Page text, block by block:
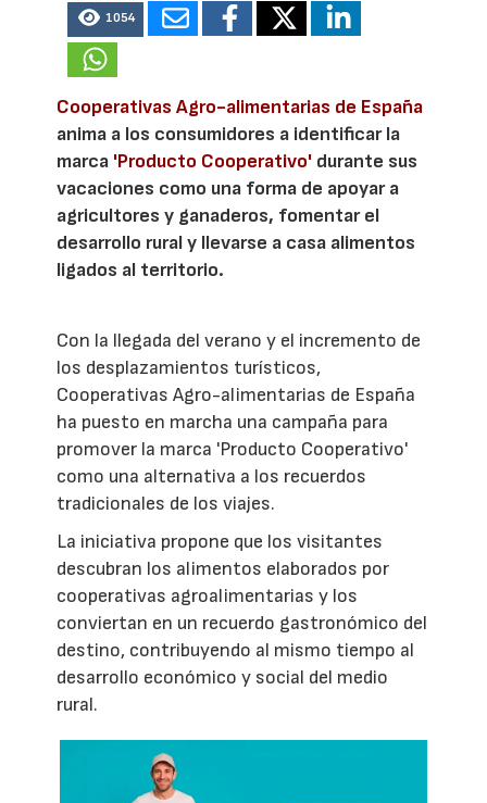
1054
Cooperativas Agro-alimentarias de España
anima a los consumidores a identificar la
marca 'Producto Cooperativo' durante sus
vacaciones como una forma de apoyar a
agricultores y ganaderos, fomentar el
desarrollo rural y llevarse a casa alimentos
ligados al territorio.
Con la llegada del verano y el incremento de
los desplazamientos turísticos,
Cooperativas Agro-alimentarias de España
ha puesto en marcha una campaña para
promover la marca 'Producto Cooperativo'
como una alternativa a los recuerdos
tradicionales de los viajes.
La iniciativa propone que los visitantes
descubran los alimentos elaborados por
cooperativas agroalimentarias y los
conviertan en un recuerdo gastronómico del
destino, contribuyendo al mismo tiempo al
desarrollo económico y social del medio
rural.